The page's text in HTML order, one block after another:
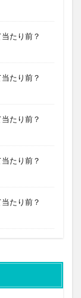
たり前？
たり前？
たり前？
たり前？
たり前？